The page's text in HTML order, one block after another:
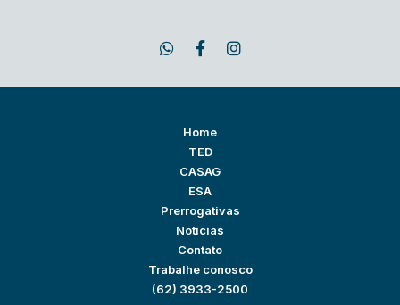
Home
TED
CASAG
ESA
Prerrogativas
Notícias
Contato
Trabalhe conosco
(62) 3933-2500